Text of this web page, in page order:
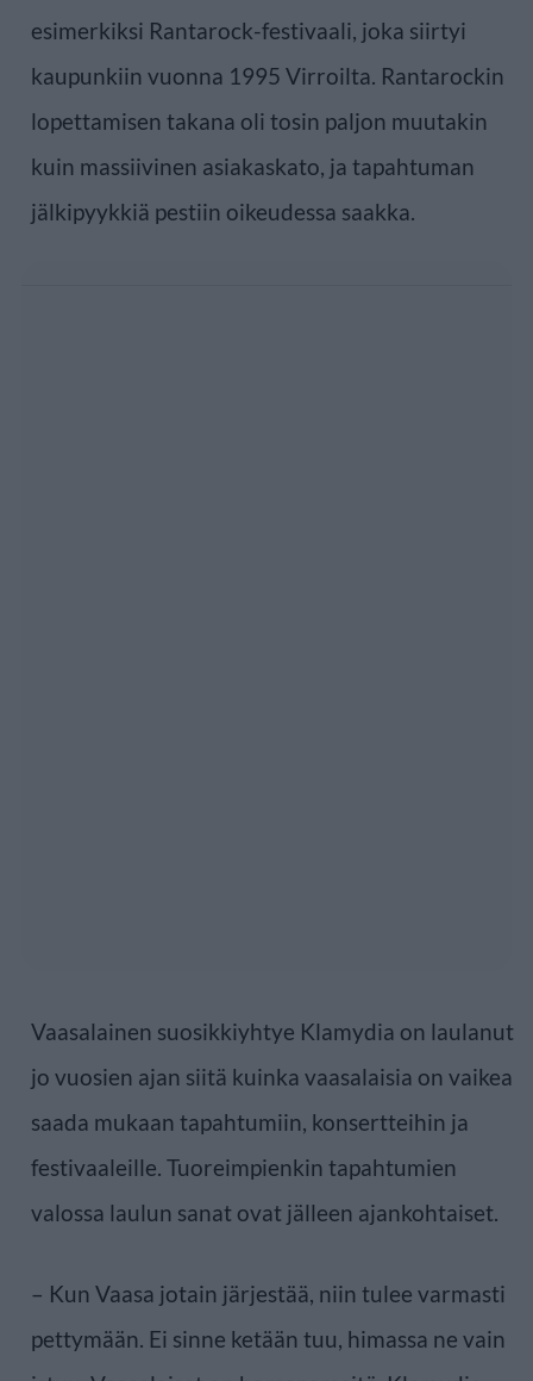
esimerkiksi Rantarock-festivaali, joka siirtyi
kaupunkiin vuonna 1995 Virroilta. Rantarockin
lopettamisen takana oli tosin paljon muutakin
kuin massiivinen asiakaskato, ja tapahtuman
jälkipyykkiä pestiin oikeudessa saakka.
Vaasalainen suosikkiyhtye Klamydia on laulanut
jo vuosien ajan siitä kuinka vaasalaisia on vaikea
saada mukaan tapahtumiin, konsertteihin ja
festivaaleille. Tuoreimpienkin tapahtumien
valossa laulun sanat ovat jälleen ajankohtaiset.
– Kun Vaasa jotain järjestää, niin tulee varmasti
pettymään. Ei sinne ketään tuu, himassa ne vain